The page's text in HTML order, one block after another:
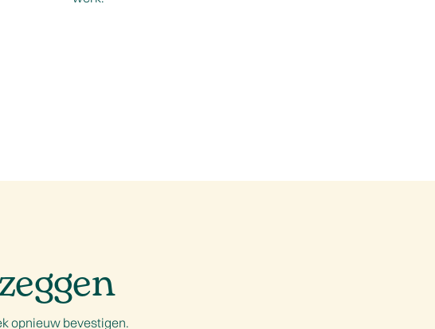
opnieuw bevestigen.